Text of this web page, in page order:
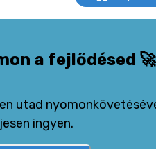
a fejlődésed 🚀
utad
ingyen.